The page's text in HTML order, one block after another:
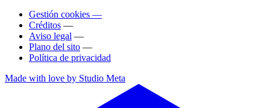
Gestión cookies —
Créditos —
Aviso legal —
Plano del sito —
Política de privacidad
Made with love by Studio Meta